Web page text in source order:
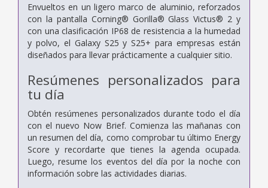
Envueltos en un ligero marco de aluminio, reforzados
con la pantalla Corning® Gorilla® Glass Victus® 2 y
con una clasificación IP68 de resistencia a la humedad
y polvo, el Galaxy S25 y S25+ para empresas están
diseñados para llevar prácticamente a cualquier sitio.
Resúmenes personalizados para
tu día
Obtén resúmenes personalizados durante todo el día
con el nuevo Now Brief. Comienza las mañanas con
un resumen del día, como comprobar tu último Energy
Score y recordarte que tienes la agenda ocupada.
Luego, resume los eventos del día por la noche con
información sobre las actividades diarias.